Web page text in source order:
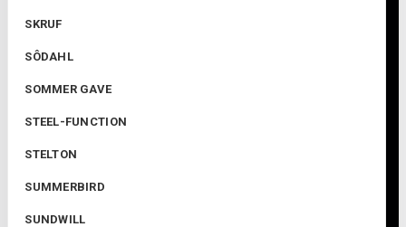
SKRUF
SÔDAHL
SOMMER GAVE
STEEL-FUNCTION
STELTON
SUMMERBIRD
SUNDWILL